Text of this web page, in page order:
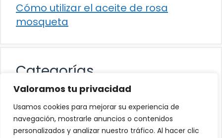
Valoramos tu privacidad
Usamos cookies para mejorar su experiencia de
navegación, mostrarle anuncios o contenidos
personalizados y analizar nuestro tráfico. Al hacer clic
Cómo utilizar el aceite de rosa
mosqueta
Categorías
Alimentación
Destacados
Hogar